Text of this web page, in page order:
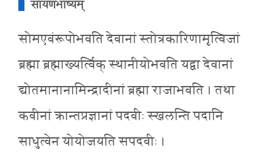
सायणभाष्यम्
सोमएवंरूपोभवति देवानां स्तोत्रकारिणामृत्विजां
ब्रह्मा ब्रह्माख्यर्त्विक् स्थानीयोभवति यद्वा देवानां
द्योतमानानामिन्द्रादीनां ब्रह्मा राजाभवति । तथा
कवीनां क्रान्तप्रज्ञानां पदवीः स्खलन्ति पदानि
साधुत्वेन योयोजयति सपदवीः ।